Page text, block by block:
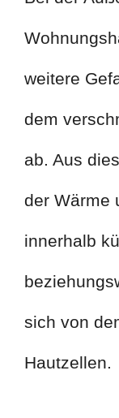
weitere
dem
ab. Aus
der Wärme
innerhalb
sich von
Hautzellen.